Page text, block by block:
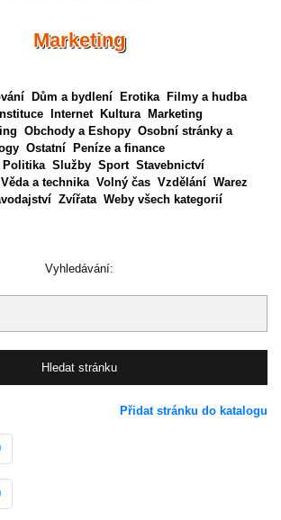
Marketing
Dům a bydlení Erotika
Filmy a hudba
Instituce Internet Kultura
Marketing
Obchody a Eshopy Osobní stránky a
Ostatní
Peníze a finance
Politika Služby Sport Stavebnictví
Věda a technika Volný čas Vzdělání Warez
Zvířata Weby všech kategorií
Vyhledávání:
Přidat stránku do katalogu